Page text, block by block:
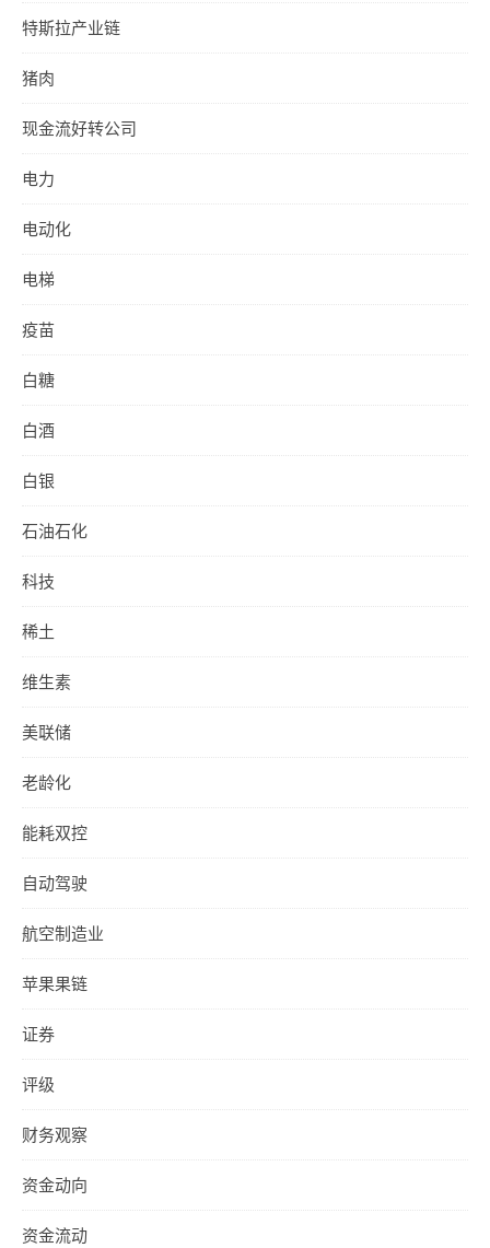
特斯拉产业链
猪肉
现金流好转公司
电力
电动化
电梯
疫苗
白糖
白酒
白银
石油石化
科技
稀土
维生素
美联储
老龄化
能耗双控
自动驾驶
航空制造业
苹果果链
证券
评级
财务观察
资金动向
资金流动